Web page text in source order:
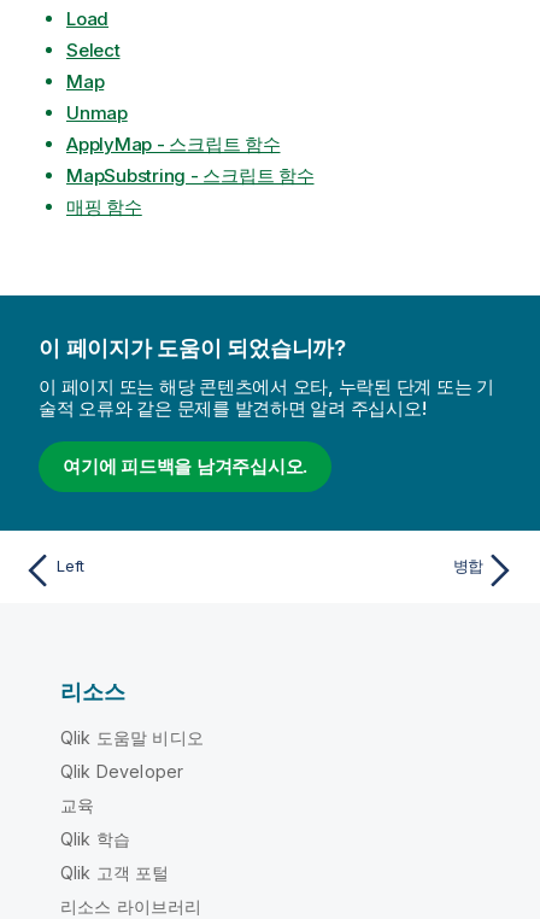
Load
Select
Map
Unmap
ApplyMap - 스크립트 함수
MapSubstring - 스크립트 함수
매핑 함수
이 페이지가 도움이 되었습니까?
이 페이지 또는 해당 콘텐츠에서 오타, 누락된 단계 또는 기
술적 오류와 같은 문제를 발견하면 알려 주십시오!
여기에 피드백을 남겨주십시오.
Left 병합
리소스
Qlik 도움말 비디오
Qlik Developer
교육
Qlik 학습
Qlik 고객 포털
리소스 라이브러리